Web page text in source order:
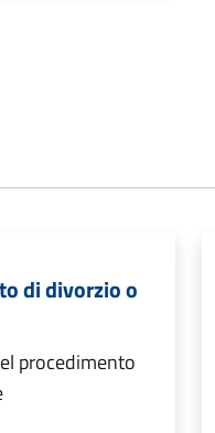
di divorzio o
procedimento